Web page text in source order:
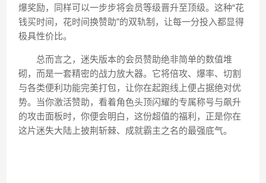
爆奖励，同样可以一步步将会员等级晋升至顶级。这种“花
钱买时间，花时间换赞助”的双轨制，让每一分投入都显得
极具性价比。
总而言之，迷失版本的会员赞助绝非简单的数值堆
砌，而是一套精密的战力放大器。它将倍攻、爆率、切割
与各类便利功能完美打包，让你在起跑线上便占据绝对优
势。当你激活赞助，看着角色头顶闪耀的专属称号与飙升
的攻击面板时，你便会明白，这份超值的福利，正是你在
这片迷失大陆上披荆斩棘、成就霸主之名的最强底气。